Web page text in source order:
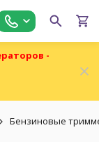
-
Бензиновые